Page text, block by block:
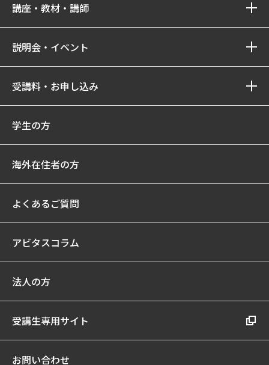
講座・教材・講師
説明会・イベント
受講料・お申し込み
学生の方
海外在住者の方
よくあるご質問
アビタスコラム
法人の方
受講生専用サイト
お問い合わせ